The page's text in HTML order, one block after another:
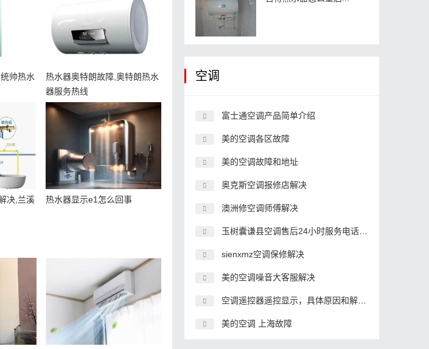
帅热水
热水器奥特朗故障,奥特朗热水
器服务热线
决,兰溪
热水器显示e1怎么回事
空调
富士通空调产品简单介绍
美的空调各区故障
美的空调故障和地址
奥克斯空调报修店解决
澳洲修空调师傅解决
玉树囊谦县空调售后24小时服务电话,空调客服中心电话
sienxmz空调保修解决
美的空调噪音大客服解决
空调遥控器遥控显示，具体原因和解决办法
美的空调 上海故障